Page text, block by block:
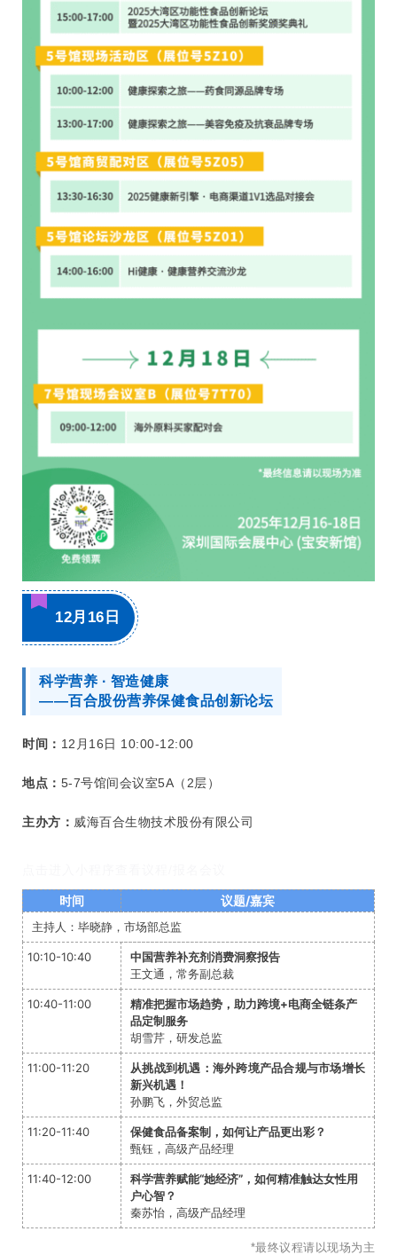
12月16日
科学营养 · 智造健康
——百合股份营养保健食品创新论坛
时间： 12月16日 10:00-12:00
地点： 5-7号馆间会议室5A（2层）
主办方： 威海百合生物技术股份有限公司
时间 议题/嘉宾
主持人：毕晓静，市场部总监
10:10-10:40
中国营养补充剂消费洞察报告
王文通，常务副总裁
10:40-11:00
精准把握市场趋势，助力跨境+电商全链条产
品定制服务
胡雪芹，研发总监
11:00-11:20
从挑战到机遇：海外跨境产品合规与市场增长
新兴机遇！
孙鹏飞，外贸总监
11:20-11:40
保健食品备案制，如何让产品更出彩？
甄钰，高级产品经理
11:40-12:00
科学营养赋能“她经济”，如何精准触达女性用
户心智？
秦苏怡，高级产品经理
*最终议程请以现场为主